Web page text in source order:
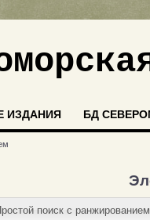
ИЗДАНИЯ БД
поиск c